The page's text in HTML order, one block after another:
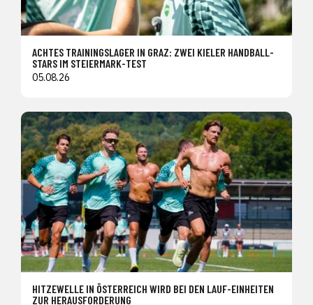
ACHTES TRAININGSLAGER IN GRAZ: ZWEI KIELER HANDBALL-
STARS IM STEIERMARK-TEST
05.08.26
HITZEWELLE IN ÖSTERREICH WIRD BEI DEN LAUF-EINHEITEN
ZUR HERAUSFORDERUNG